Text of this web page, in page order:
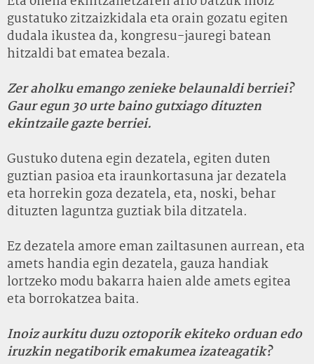
gustatuko zitzaizkidala eta orain gozatu egiten
dudala ikustea da, kongresu-jauregi batean
hitzaldi bat ematea bezala.
Zer aholku emango zenieke belaunaldi berriei?
Gaur egun 30 urte baino gutxiago dituzten
ekintzaile gazte berriei.
Gustuko dutena egin dezatela, egiten duten
guztian pasioa eta iraunkortasuna jar dezatela
eta horrekin goza dezatela, eta, noski, behar
dituzten laguntza guztiak bila ditzatela.
Ez dezatela amore eman zailtasunen aurrean, eta
amets handia egin dezatela, gauza handiak
lortzeko modu bakarra haien alde amets egitea
eta borrokatzea baita.
Inoiz aurkitu duzu oztoporik ekiteko orduan edo
iruzkin negatiborik emakumea izateagatik?